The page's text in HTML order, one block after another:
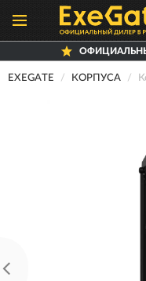
EXEGATE КОРПУСА